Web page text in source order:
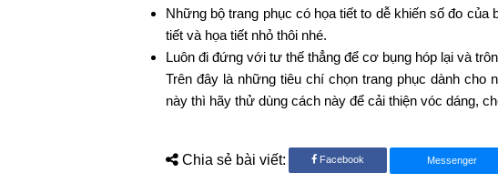
Những bộ trang phục có họa tiết to dễ khiến số đo
tiết và họa tiết nhỏ thôi nhé.
Luôn đi đứng với tư thế thẳng để cơ bụng hóp lại và
Trên đây là những tiêu chí chọn trang phục dành
này thì hãy thử dùng cách này để cải thiện vóc dáng,
Chia sẻ bài viết: Facebook Messenger